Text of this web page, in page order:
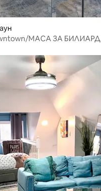
МАСА ЗА БИЛИАРД